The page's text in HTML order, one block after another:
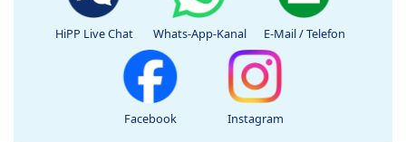
HiPP Live Chat Whats-App-Kanal E-Mail / Telefon
Facebook Instagram